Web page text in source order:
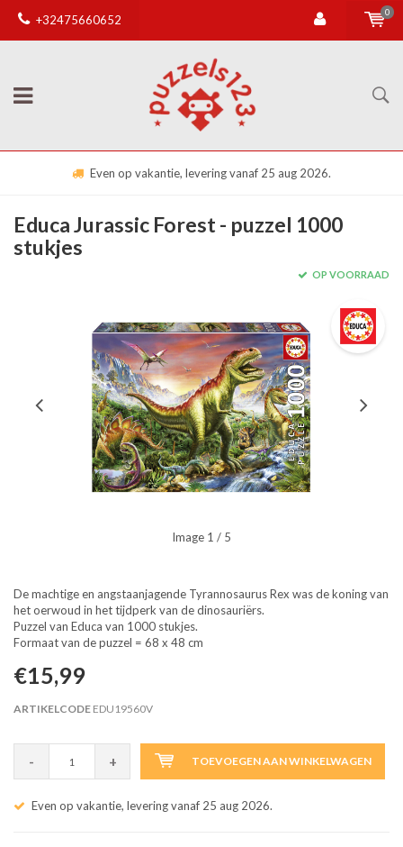
+32475660652
0
Even op vakantie, levering vanaf 25 aug 2026.
Educa Jurassic Forest - puzzel 1000
stukjes
OP VOORRAAD
Image 1 / 5
De machtige en angstaanjagende Tyrannosaurus Rex was de koning van
het oerwoud in het tijdperk van de dinosauriërs.
Puzzel van Educa van 1000 stukjes.
Formaat van de puzzel = 68 x 48 cm
€15,99
ARTIKELCODE EDU19560V
- + TOEVOEGEN AAN WINKELWAGEN
Even op vakantie, levering vanaf 25 aug 2026.